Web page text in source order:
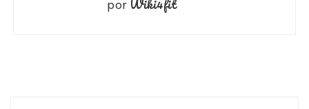
por Wiki4fit